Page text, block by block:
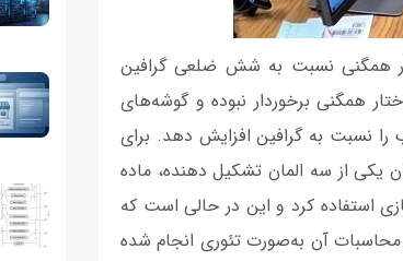
همگنی نسبت به شش ضلعی گرافین
همگنی برخوردار نبوده و گوشه‌‌های
نسبت به گرافین افزایش دهد. برای
یکی از سه المان تشکیل دهنده، ماده
استفاده کرد و این در حالی است که
آن به‌صورت تئوری انجام شده